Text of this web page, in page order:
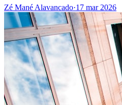
Zé Mané Alavancado·17 mar 2026